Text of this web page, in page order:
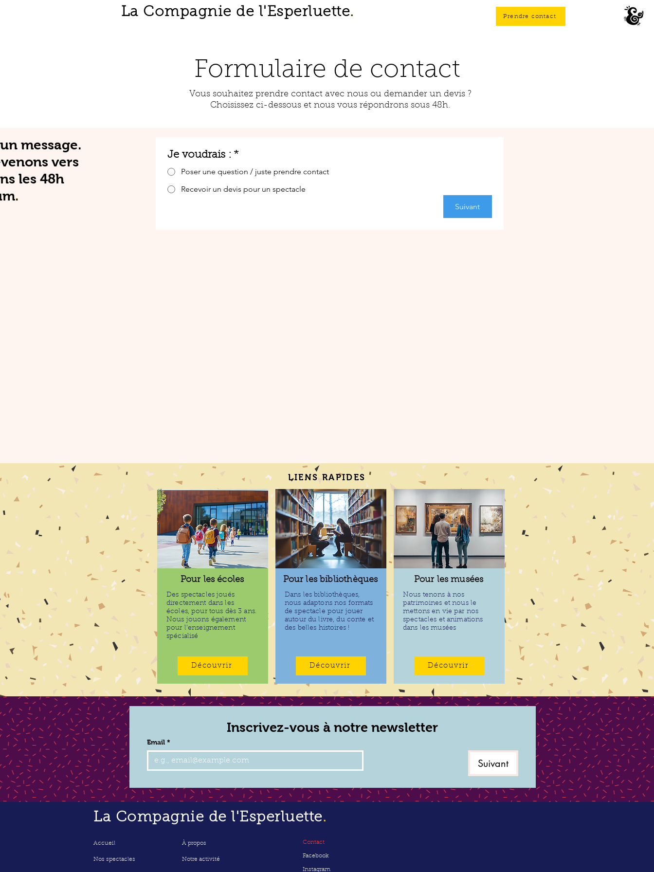
La Compagnie de l'Esperluette. Prendre contact
Formulaire de contact
Vous souhaitez prendre contact avec nous ou demander un devis ?
Choisissez ci-dessous et nous vous répondrons sous 48h.
message.
vers
les 48h
.
Je voudrais : *
Poser une question / juste prendre contact
Recevoir un devis pour un spectacle
Suivant
LIENS RAPIDES
Pour les écoles
Des spectacles joués
directement dans les
écoles, pour tous dès 3 ans.
Nous jouons également
pour l'enseignement
spécialisé
Découvrir
Pour les bibliothèques
Dans les bibliothèques,
nous adaptons nos formats
de spectacle pour jouer
autour du livre, du conte et
des belles histoires !
Découvrir
Pour les musées
Nous tenons à nos
patrimoines et nous le
mettons en vie par nos
spectacles et animations
dans les musées
Découvrir
Inscrivez-vous à notre newsletter
Email *
Suivant
La Compagnie de l'Esperluette.
Accueil
Nos spectacles
À propos
Notre activité
Contact
Facebook
Instagram